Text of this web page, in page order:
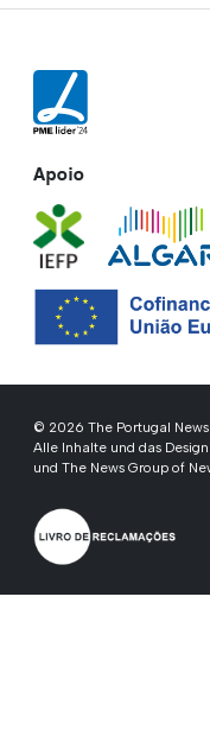
Apoio
© 2026 The Portugal
Alle Inhalte und das
und The News Group of